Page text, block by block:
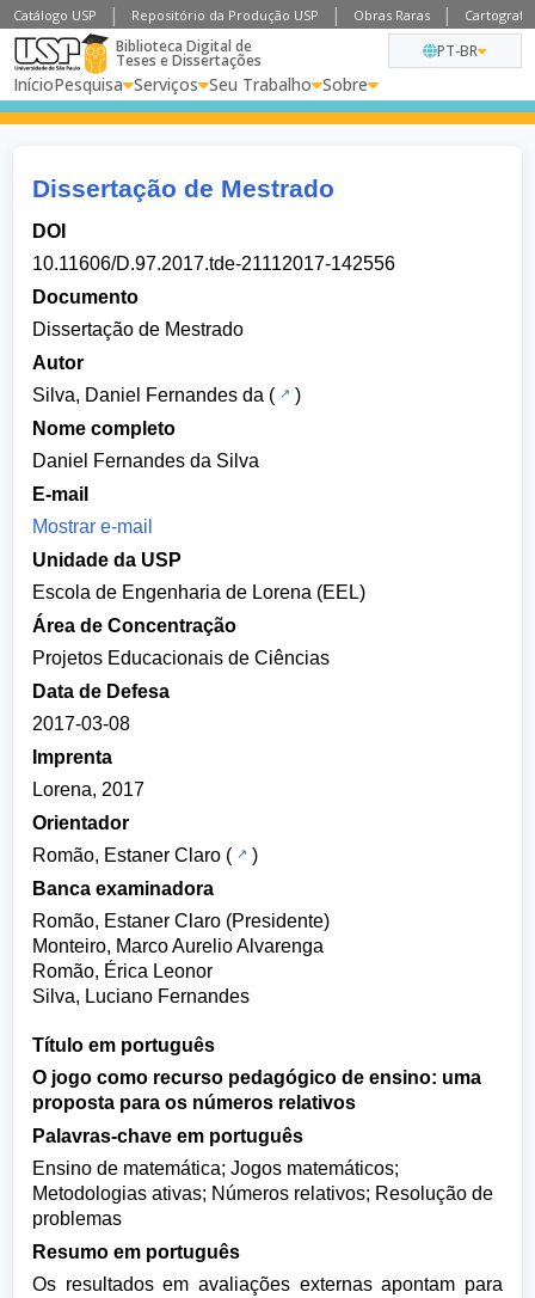
Catálogo USP Repositório da Produção USP Obras Raras
Biblioteca Digital de
Teses e Dissertações
InícioPesquisa Serviços Seu Trabalho Sobre
PT-BR
Dissertação de Mestrado
DOI
10.11606/D.97.2017.tde-21112017-142556
Documento
Dissertação de Mestrado
Autor
Silva, Daniel Fernandes da (
)
Nome completo
Daniel Fernandes da Silva
E-mail
Mostrar e-mail
Unidade da USP
Escola de Engenharia de Lorena (EEL)
Área de Concentração
Projetos Educacionais de Ciências
Data de Defesa
2017-03-08
Imprenta
Lorena, 2017
Orientador
Romão, Estaner Claro (
)
Banca examinadora
Romão, Estaner Claro (Presidente)
Monteiro, Marco Aurelio Alvarenga
Romão, Érica Leonor
Silva, Luciano Fernandes
Título em português
O jogo como recurso pedagógico de ensino: uma
proposta para os números relativos
Palavras-chave em português
Ensino de matemática; Jogos matemáticos;
Metodologias ativas; Números relativos; Resolução de
problemas
Resumo em português
Os resultados em avaliações externas apontam para